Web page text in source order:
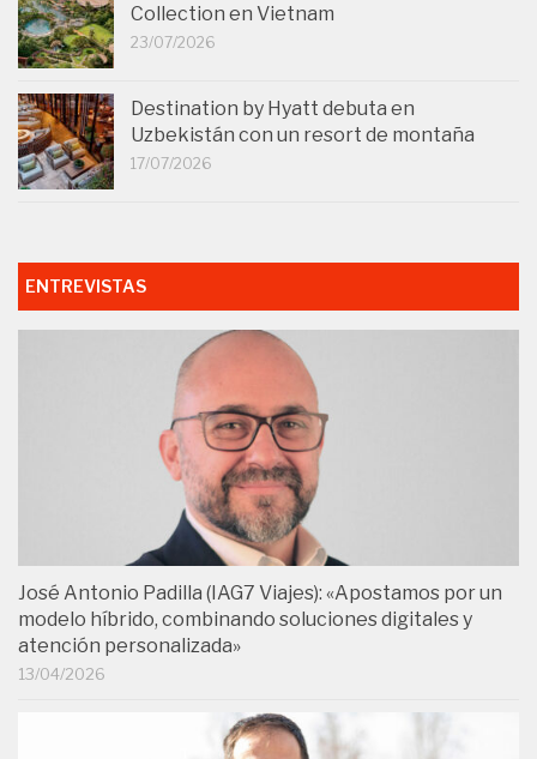
Collection en Vietnam
23/07/2026
Destination by Hyatt debuta en
Uzbekistán con un resort de montaña
17/07/2026
ENTREVISTAS
José Antonio Padilla (IAG7 Viajes): «Apostamos por un
modelo híbrido, combinando soluciones digitales y
atención personalizada»
13/04/2026